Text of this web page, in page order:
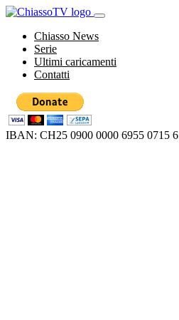
Chiasso News
Serie
Ultimi caricamenti
Contatti
IBAN: CH25 0900 0000 6955 0715 6